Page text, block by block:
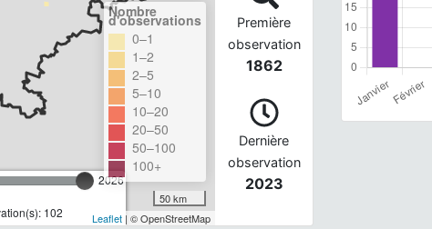
2026
102
Nombre
d'observations
0–1
1–2
2–5
5–10
10–20
20–50
50–100
100+
50 km
Leaflet| © OpenStreetMap
Première
observation
1862
Dernière
observation
2023